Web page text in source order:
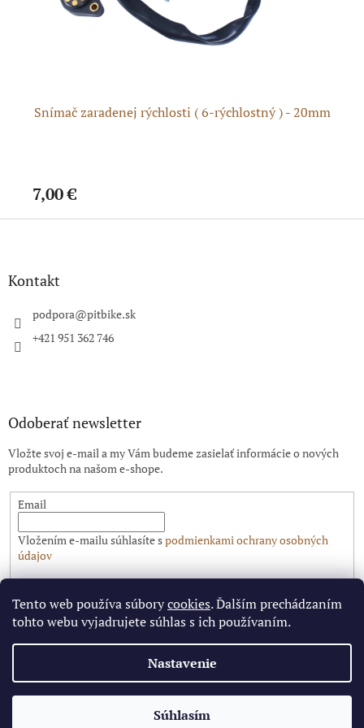
Tento web používa súborycookies. Ďalším prechádzaním
tohto webu vyjadrujete súhlas s ich používaním.
Nastavenie
Súhlasím
Snímač zaradenej rýchlosti ( 6-rýchlostný ) - 20mm
7,00 €
Z
Kontakt
podpora@pitbike.sk
+421 951 362 746
Odoberať newsletter
Vložte svoj e-mail a my Vám budeme zasielať informácie o nových
produktoch na našom e-shope.
Email
Vložením e-mailu súhlasíte spodmienkami ochrany osobných
údajov
Vytvoril Shoptet
Pitbike.sk. Všetky práva vyhradené.
🔥 Limitovaná cena pre najrýchlejších